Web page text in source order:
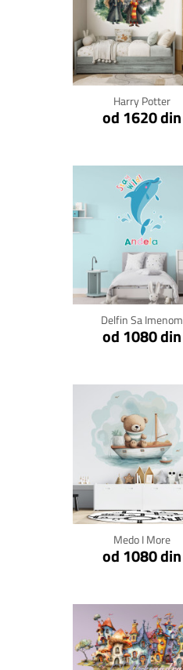
Harry Potter
od 1620 din
Klikni za detalje
Delfin Sa Imenom
od 1080 din
Klikni za detalje
Medo I More
od 1080 din
Klikni za detalje